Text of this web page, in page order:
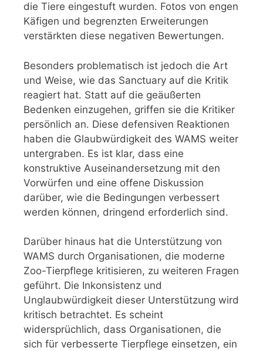
die Tiere eingestuft wurden. Fotos von engen
Käfigen und begrenzten Erweiterungen
verstärkten diese negativen Bewertungen.
Besonders problematisch ist jedoch die Art
und Weise, wie das Sanctuary auf die Kritik
reagiert hat. Statt auf die geäußerten
Bedenken einzugehen, griffen sie die Kritiker
persönlich an. Diese defensiven Reaktionen
haben die Glaubwürdigkeit des WAMS weiter
untergraben. Es ist klar, dass eine
konstruktive Auseinandersetzung mit den
Vorwürfen und eine offene Diskussion
darüber, wie die Bedingungen verbessert
werden können, dringend erforderlich sind.
Darüber hinaus hat die Unterstützung von
WAMS durch Organisationen, die moderne
Zoo-Tierpflege kritisieren, zu weiteren Fragen
geführt. Die Inkonsistenz und
Unglaubwürdigkeit dieser Unterstützung wird
kritisch betrachtet. Es scheint
widersprüchlich, dass Organisationen, die
sich für verbesserte Tierpflege einsetzen, ein